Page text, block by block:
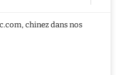
chinez dans nos